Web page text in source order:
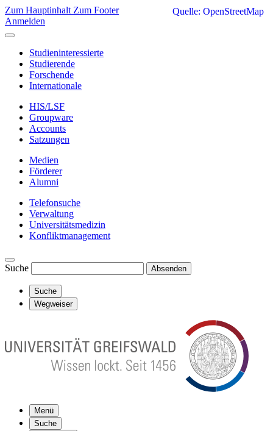
Zum Hauptinhalt Zum Footer
Anmelden
Studieninteressierte
Studierende
Forschende
Internationale
HIS/LSF
Groupware
Accounts
Satzungen
Medien
Förderer
Alumni
Telefonsuche
Verwaltung
Universitätsmedizin
Konfliktmanagement
Suche Absenden
Suche
Wegweiser
Menü
Suche
Quelle: OpenStreetMap